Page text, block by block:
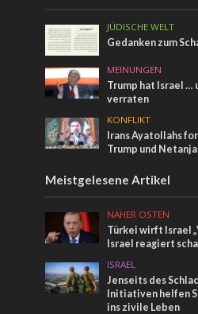
JÜDISCHE WELT
Gedanken zum
MEINUNGEN
Trump hat Israel …
verraten
KONFLIKT
Irans Ayatollahs
Trump und
Meistgelesene Artikel
NAHER OSTEN
Türkei wirft Israel
Israel reagiert
ISRAEL
Jenseits des
Initiativen helfen
ins zivile Leben